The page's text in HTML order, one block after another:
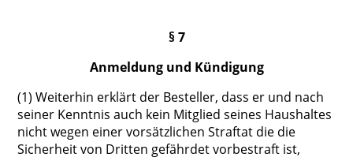
§ 7
Anmeldung und Kündigung
(1) Weiterhin erklärt der Besteller, dass er und nach
seiner Kenntnis auch kein Mitglied seines Haushaltes
nicht wegen einer vorsätzlichen Straftat die die
Sicherheit von Dritten gefährdet vorbestraft ist,